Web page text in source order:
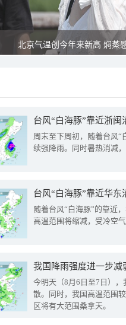
北京气温创今年来新高 焖蒸
台风“白海豚”靠近浙
周末至下周初，随着台风“
续强降雨。同时暑热消减
台风“白海豚”靠近华
随着台风“白海豚”的靠近
高温范围将缩减，受冷空
今明天（8月6日至7日）
散。同时，我国高温范围
区将有大范围桑拿天。